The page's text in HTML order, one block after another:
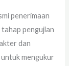
penerimaan
pengujian
dan
mengukur